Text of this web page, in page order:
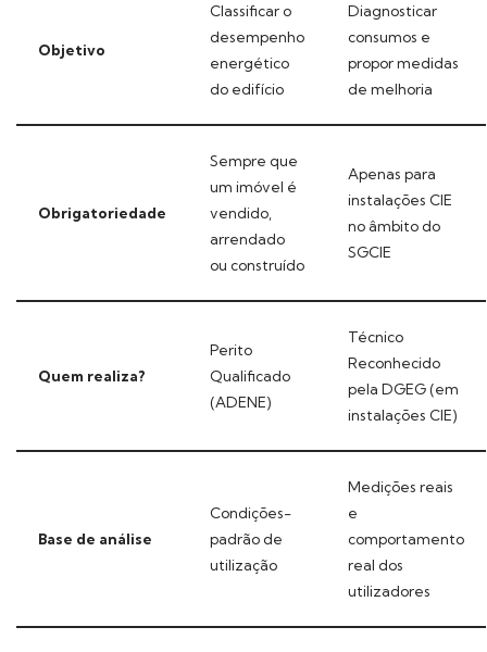
Objetivo
Classificar o
desempenho
energético
do edifício
Diagnosticar
consumos e
propor medidas
de melhoria
Obrigatoriedade
Sempre que
um imóvel é
vendido,
arrendado
ou construído
Apenas para
instalações CIE
no âmbito do
SGCIE
Quem realiza?
Perito
Qualificado
(ADENE)
Técnico
Reconhecido
pela DGEG (em
instalações CIE)
Base de análise
Condições-
padrão de
utilização
Medições reais
e
comportamento
real dos
utilizadores